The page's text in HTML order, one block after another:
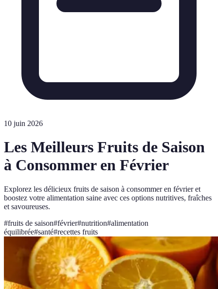
10 juin 2026
Les Meilleurs Fruits de Saison
à Consommer en Février
Explorez les délicieux fruits de saison à consommer en février et
boostez votre alimentation saine avec ces options nutritives, fraîches
et savoureuses.
#fruits de saison#février#nutrition#alimentation
équilibrée#santé#recettes fruits